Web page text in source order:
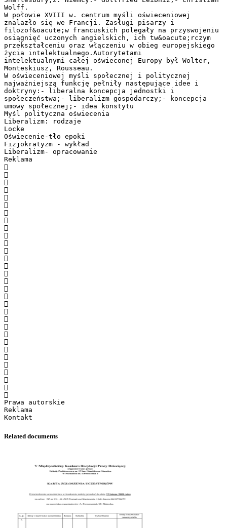
Wolff.
W połowie XVIII w. centrum myśli oświeceniowej
znalazło się we Francji. Zasługi pisarzy i
filozof&oacute;w francuskich polegały na przyswojeniu
osiągnięć uczonych angielskich, ich tw&oacute;rczym
przekształceniu oraz włączeniu w obieg europejskiego
życia intelektualnego.Autorytetami
intelektualnymi całej oświeconej Europy był Wolter,
Monteskiusz, Rousseau.
W oświeceniowej myśli społecznej i politycznej
najważniejszą funkcję pełniły następujące idee i
doktryny:- liberalna koncepcja jednostki i
społeczeństwa;- liberalizm gospodarczy;- koncepcja
umowy społecznej;- idea konstytu
Myśl polityczna oświecenia
Liberalizm: rodzaje
Locke
Oświecenie-tło epoki
Fizjokratyzm - wykład
Liberalizm- opracowanie
Reklama































Prawa autorskie
Reklama
Related documents